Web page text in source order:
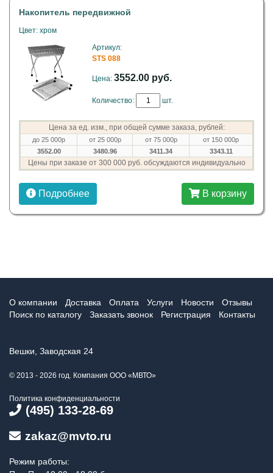
Накопитель передвижной
Цвет: хром
Артикул:
STS 088
Цена: 3552.00 руб.
Количество: шт.
Цена за ед. изм., при общей сумме заказа, рублей:
до 25 000р от 25 000р от 75 000р
от 150 000р
3552.00
3480.96 3411.34 3343.11
Цены при заказе от 300 000 руб. обсуждаются индивидуально
Подробнее В корзину
О компании Доставка Оплата Услуги Новости
Отзывы
Поиск по каталогу
Заказать звонок Регистрация Контакты
Вешки, Заводская 24
© 2013 - 2026 год. Компания ООО «МВТО»
Политика конфиденциальности
(495) 133-28-69
zakaz@mvto.ru
Режим работы: